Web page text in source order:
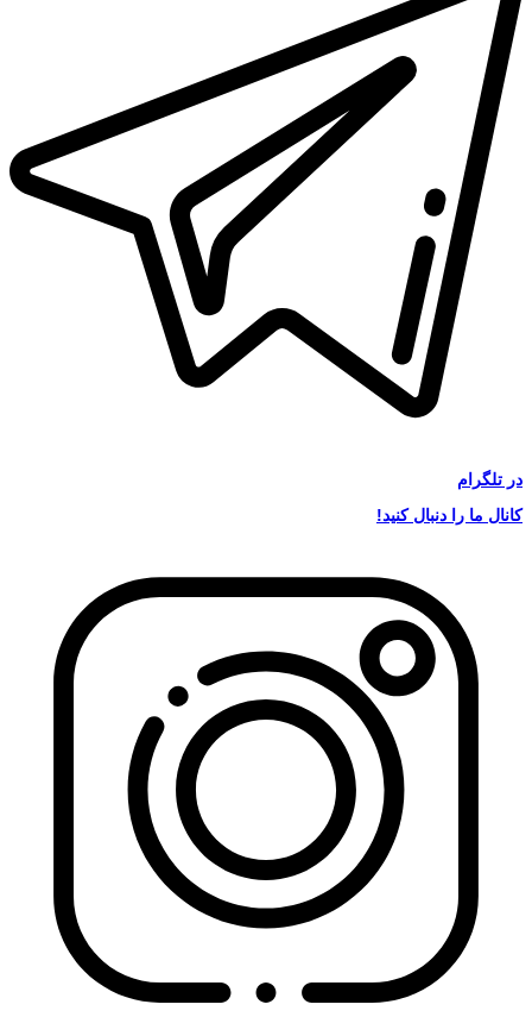
در تلگرام
کانال ما را دنبال کنید!